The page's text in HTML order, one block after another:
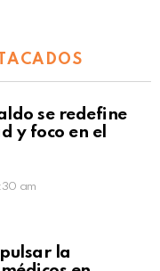
se redefine
y foco en el
am
la